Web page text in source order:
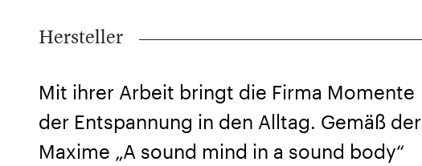
Hersteller
Mit ihrer Arbeit bringt die Firma Momente
der Entspannung in den Alltag. Gemäß der
Maxime „A sound mind in a sound body“